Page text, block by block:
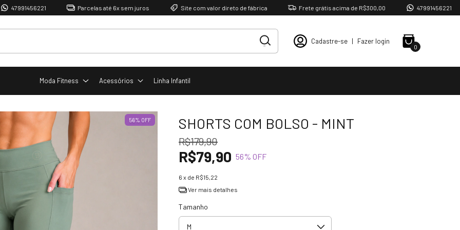
Parcelas até 6x sem juros Site com valor direto de fábrica Frete grátis acima de R$300,00 47991456221
Cadastre-se | Fazer login
0
Moda Fitness Acessórios Linha Infantil
56% OFF SHORTS COM BOLSO - MINT
R$179,90
R$79,90 56% OFF
6 x de R$15,22
Ver mais detalhes
Tamanho